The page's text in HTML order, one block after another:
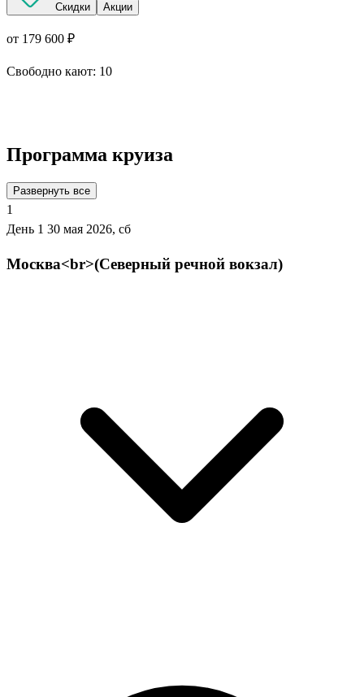
Скидки Акции
от 179 600 ₽
Свободно кают: 10
Программа круиза
Развернуть все
1
День 1 30 мая 2026, сб
Москва<br>(Северный речной вокзал)